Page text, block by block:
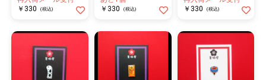
￥330
(税込)
￥330
(税込)
￥330
(税込)